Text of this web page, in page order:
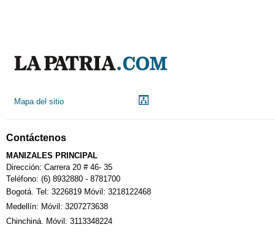
Calendario Tributario
Sudoku
Mapa del sitio
Contáctenos
MANIZALES PRINCIPAL
Dirección: Carrera 20 # 46- 35
Teléfono: (6) 8932880 - 8781700
Bogotá. Tel: 3226819 Móvil: 3218122468
Medellín: Móvil: 3207273638
Chinchiná. Móvil: 3113348224